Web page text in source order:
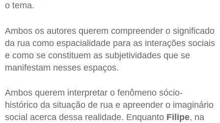
o tema.
Ambos os autores querem compreender o significado
da rua como espacialidade para as interações sociais
e como se constituem as subjetividades que se
manifestam nesses espaços.
Ambos querem interpretar o fenômeno sócio-
histórico da situação de rua e apreender o imaginário
social acerca dessa realidade. Enquanto Filipe, na